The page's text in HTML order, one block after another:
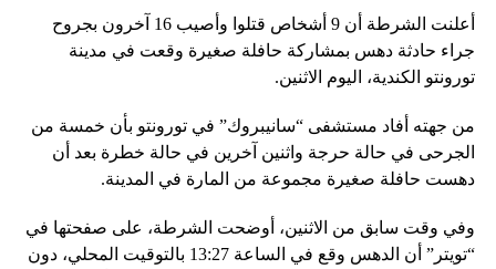
أعلنت الشرطة أن 9 أشخاص قتلوا وأصيب 16 آخرون بجروح
جراء حادثة دهس بمشاركة حافلة صغيرة وقعت في مدينة
تورونتو الكندية، اليوم الاثنين.
من جهته أفاد مستشفى “سانيبروك” في تورونتو بأن خمسة من
الجرحى في حالة حرجة واثنين آخرين في حالة خطرة بعد أن
دهست حافلة صغيرة مجموعة من المارة في المدينة.
وفي وقت سابق من الاثنين، أوضحت الشرطة، على صفحتها في
“تويتر” أن الدهس وقع في الساعة 13:27 بالتوقيت المحلي، دون